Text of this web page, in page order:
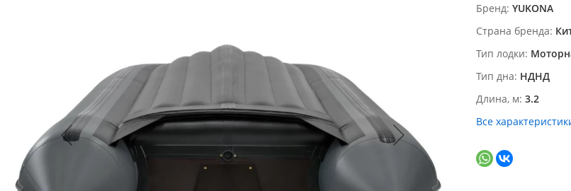
Бренд YUKONA
Страна бренда
Тип лодки
Тип дна НДНД
Длина, м 3.2
Все